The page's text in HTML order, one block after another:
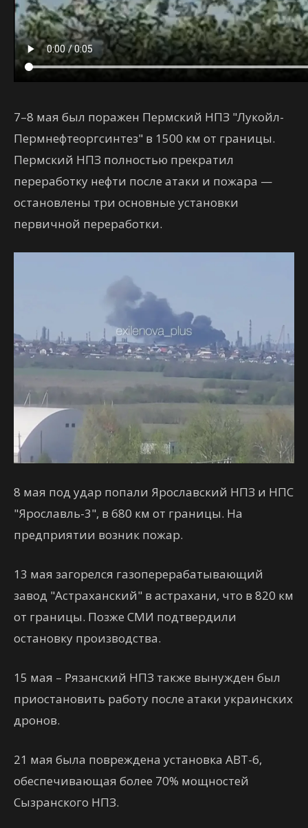
7–8 мая был поражен Пермский НПЗ "Лукойл-
Пермнефтеоргсинтез" в 1500 км от границы.
Пермский НПЗ полностью прекратил
переработку нефти после атаки и пожара —
остановлены три основные установки
первичной переработки.
8 мая под удар попали Ярославский НПЗ и НПС
"Ярославль-3", в 680 км от границы. На
предприятии возник пожар.
13 мая загорелся газоперерабатывающий
завод "Астраханский" в астрахани, что в 820 км
от границы. Позже СМИ подтвердили
остановку производства.
15 мая – Рязанский НПЗ также вынужден был
приостановить работу после атаки украинских
дронов.
21 мая была повреждена установка АВТ-6,
обеспечивающая более 70% мощностей
Сызранского НПЗ.